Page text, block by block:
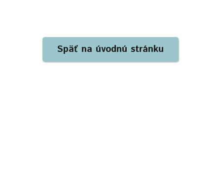
Späť na úvodnú stránku